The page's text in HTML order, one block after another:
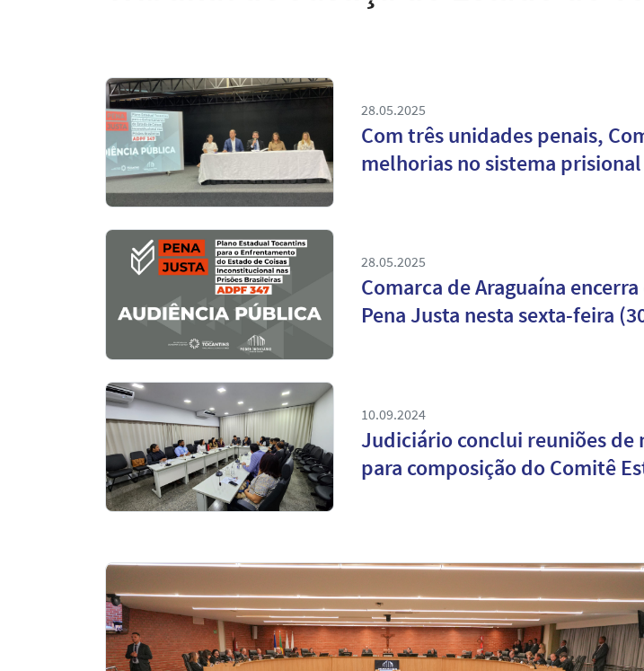
28.05.2025
Com três unidades penais,
melhorias no sistema
28.05.2025
Comarca de Araguaína
Pena Justa nesta sexta-feira
10.09.2024
Judiciário conclui reuniões de mobilização de
para composição do Comitê
Notícias
em
Destaque